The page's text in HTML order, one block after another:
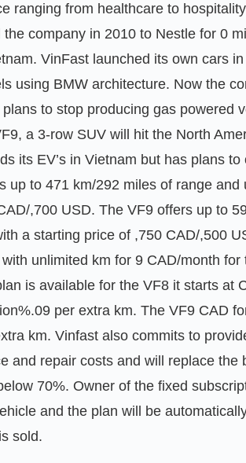
ranging from healthcare to
company in 2010 to Nestle for 0
VinFast launched its own cars
using BMW architecture. Now the
to stop producing gas powered
a 3-row SUV will hit the North
its EV’s in Vietnam but has plans
up to 471 km/292 miles of range
,700 USD. The VF9 offers up to
a starting price of ,750 CAD/,500
unlimited km for 9 CAD/month
is available for the VF8 it starts at
per extra km. The VF9 CAD
km. Vinfast also commits to
and repair costs and will replace the
70%. Owner of the fixed
and the plan will be
sold.